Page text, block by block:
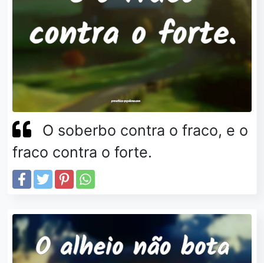
O soberbo contra o fraco, e o
fraco contra o forte.